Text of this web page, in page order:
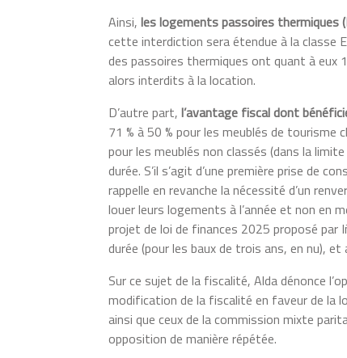
Ainsi,les logements passoires thermiques
cette interdiction sera étendue à la classe
des passoires thermiques ont quant à eux
alors interdits à la location.
D’autre part,l’avantage fiscal dont
71 % à 50 % pour les meublés de tourisme
pour les meublés non classés (dans la
durée. S’il s’agit d’une première prise de
rappelle en revanche la nécessité d’un
louer leurs logements à l’année et non en
projet de loi de finances 2025 proposé par
durée (pour les baux de trois ans, en nu),
Sur ce sujet de la fiscalité, Alda dénonce
modification de la fiscalité en faveur de la
ainsi que ceux de la commission mixte
opposition de manière répétée.